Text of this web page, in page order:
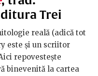
Trei
reală (adică tot
este și un scriitor
repovestește
binevenită la cartea